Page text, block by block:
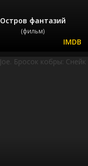
Остров фантазий
(фильм)